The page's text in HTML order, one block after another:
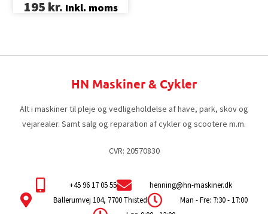
195 kr. Inkl. moms
HN Maskiner & Cykler
Alt i maskiner til pleje og vedligeholdelse af have, park, skov og
vejarealer. Samt salg og reparation af cykler og scootere m.m.
CVR: 20570830
+45 96 17 05 55
henning@hn-maskiner.dk
Ballerumvej 104, 7700 Thisted
Man - Fre: 7:30 - 17:00